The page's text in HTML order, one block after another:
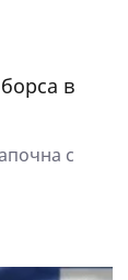
в
с